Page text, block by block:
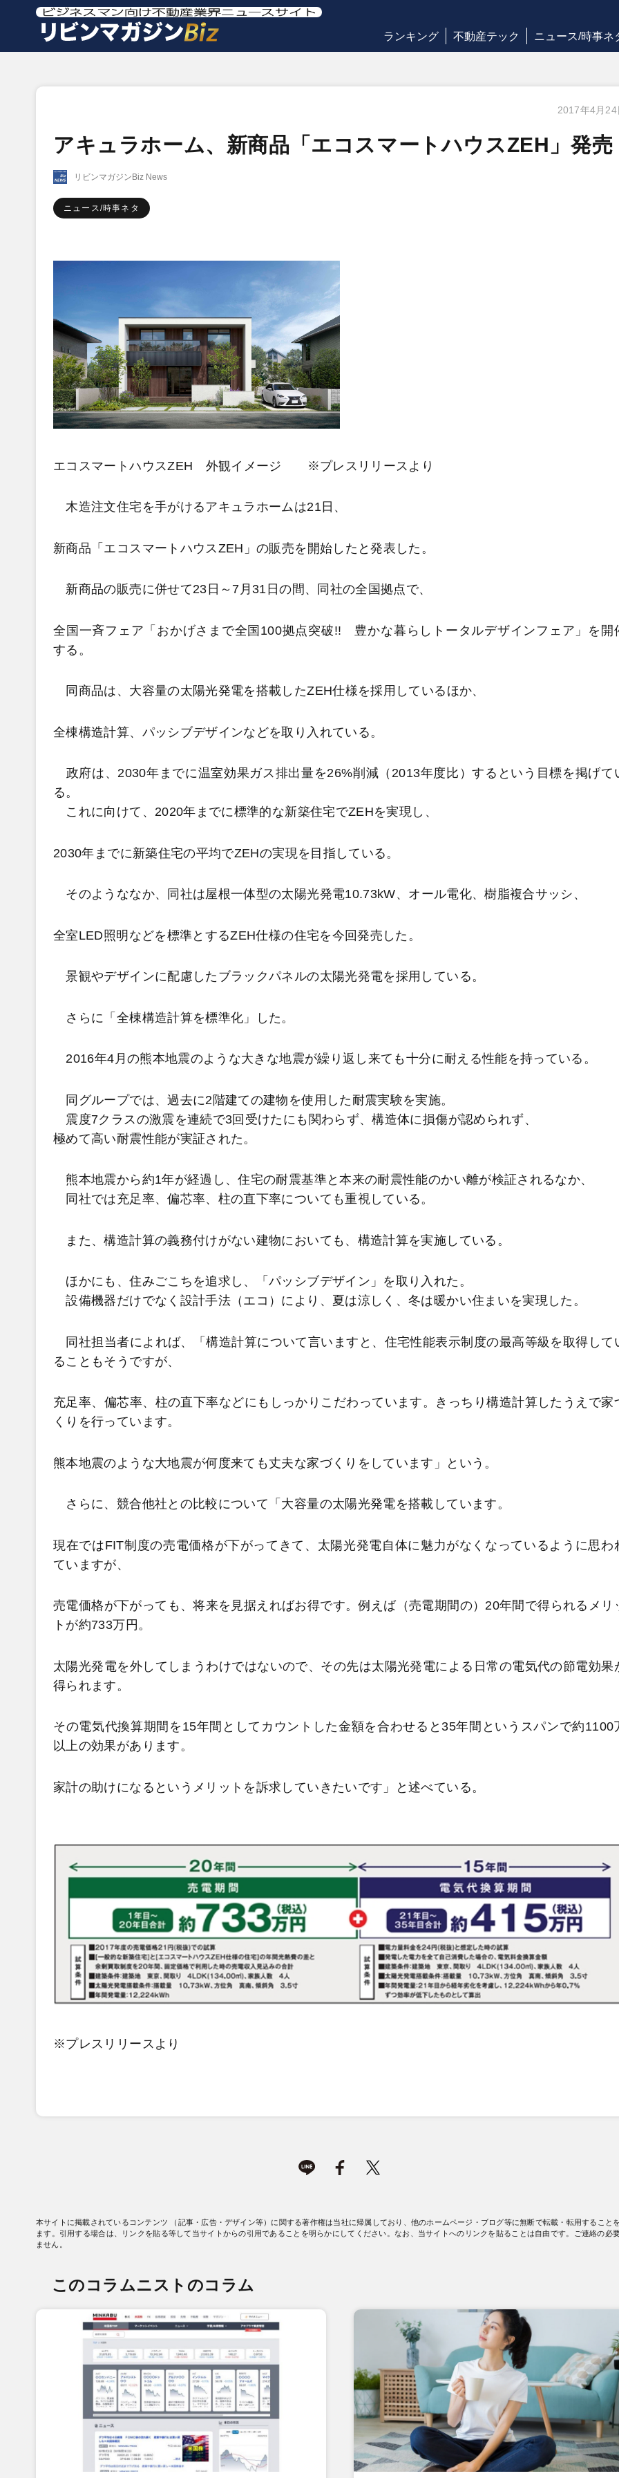
ランキング 不動産テック ニュース/時事ネ
2017年4月24
アキュラホーム、新商品「エコスマートハウスZEH」発売
リビンマガジンBiz News
ニュース/時事ネタ
エコスマートハウスZEH 外観イメージ ※プレスリリースより
木造注文住宅を手がけるアキュラホームは21日、
新商品「エコスマートハウスZEH」の販売を開始したと発表した。
新商品の販売に併せて23日～7月31日の間、同社の全国拠点で、
全国一斉フェア「おかげさまで全国100拠点突破!! 豊かな暮らしトータルデザインフェア」を開
する。
同商品は、大容量の太陽光発電を搭載したZEH仕様を採用しているほか、
全棟構造計算、パッシブデザインなどを取り入れている。
政府は、2030年までに温室効果ガス排出量を26%削減（2013年度比）するという目標を掲げて
る。
これに向けて、2020年までに標準的な新築住宅でZEHを実現し、
2030年までに新築住宅の平均でZEHの実現を目指している。
そのようななか、同社は屋根一体型の太陽光発電10.73kW、オール電化、樹脂複合サッシ、
全室LED照明などを標準とするZEH仕様の住宅を今回発売した。
景観やデザインに配慮したブラックパネルの太陽光発電を採用している。
さらに「全棟構造計算を標準化」した。
2016年4月の熊本地震のような大きな地震が繰り返し来ても十分に耐える性能を持っている。
同グループでは、過去に2階建ての建物を使用した耐震実験を実施。
震度7クラスの激震を連続で3回受けたにも関わらず、構造体に損傷が認められず、
極めて高い耐震性能が実証された。
熊本地震から約1年が経過し、住宅の耐震基準と本来の耐震性能のかい離が検証されるなか、
同社では充足率、偏芯率、柱の直下率についても重視している。
また、構造計算の義務付けがない建物においても、構造計算を実施している。
ほかにも、住みごこちを追求し、「パッシブデザイン」を取り入れた。
設備機器だけでなく設計手法（エコ）により、夏は涼しく、冬は暖かい住まいを実現した。
同社担当者によれば、「構造計算について言いますと、住宅性能表示制度の最高等級を取得して
ることもそうですが、
充足率、偏芯率、柱の直下率などにもしっかりこだわっています。きっちり構造計算したうえで家
くりを行っています。
熊本地震のような大地震が何度来ても丈夫な家づくりをしています」という。
さらに、競合他社との比較について「大容量の太陽光発電を搭載しています。
現在ではFIT制度の売電価格が下がってきて、太陽光発電自体に魅力がなくなっているように思わ
ていますが、
売電価格が下がっても、将来を見据えればお得です。例えば（売電期間の）20年間で得られるメリ
トが約733万円。
太陽光発電を外してしまうわけではないので、その先は太陽光発電による日常の電気代の節電効果
得られます。
その電気代換算期間を15年間としてカウントした金額を合わせると35年間というスパンで約1100
以上の効果があります。
家計の助けになるというメリットを訴求していきたいです」と述べている。
※プレスリリースより
本サイトに掲載されているコンテンツ （記事・広告・デザイン等）に関する著作権は当社に帰属しており、他のホームページ・ブログ等に無断で転載・転用すること
ます。引用する場合は、リンクを貼る等して当サイトからの引用であることを明らかにしてください。なお、当サイトへのリンクを貼ることは自由です。ご連絡の必
ません。
このコラムニストのコラム